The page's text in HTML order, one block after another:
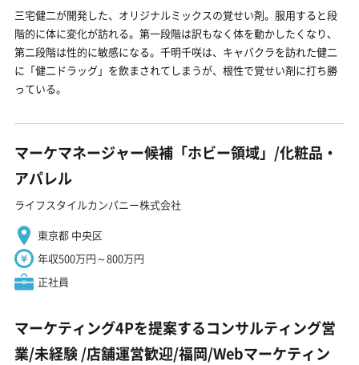
三宅健二が開発した、オリジナルミックスの覚せい剤。服用すると段
階的に体に変化が訪れる。第一段階は訳もなく体を動かしたくなり、
第二段階は性的に敏感になる。千明千咲は、キャバクラを訪れた健二
に「健二ドラッグ」を飲まされてしまうが、根性で覚せい剤に打ち勝
っている。
マーケマネージャー候補「ホビー領域」/化粧品・
アパレル
ライフスタイルカンパニー株式会社
東京都 中央区
年収500万円～800万円
正社員
マーケティング4Pを提案するコンサルティング営
業/未経験 ️/店舗運営歓迎/福岡/Webマーケティン